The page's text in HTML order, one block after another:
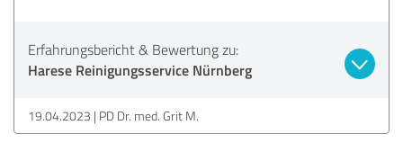
Erfahrungsbericht & Bewertung zu:
Harese Reinigungsservice Nürnberg
19.04.2023 PD Dr. med. Grit M.